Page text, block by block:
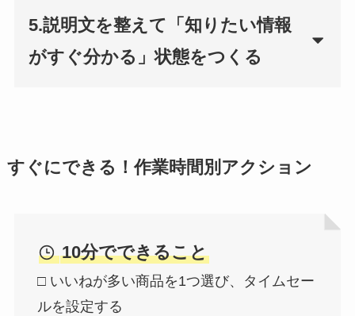
5.説明文を整えて「知りたい情報
がすぐ分かる」状態をつくる
すぐにできる！作業時間別アクション
10分でできること
□ いいねが多い商品を1つ選び、タイムセー
ルを設定する